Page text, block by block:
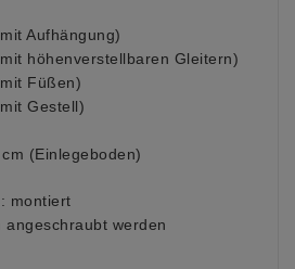
Aufhängung)
höhenverstellbaren Gleitern)
Füßen)
Gestell)
(Einlegeboden)
montiert
angeschraubt werden